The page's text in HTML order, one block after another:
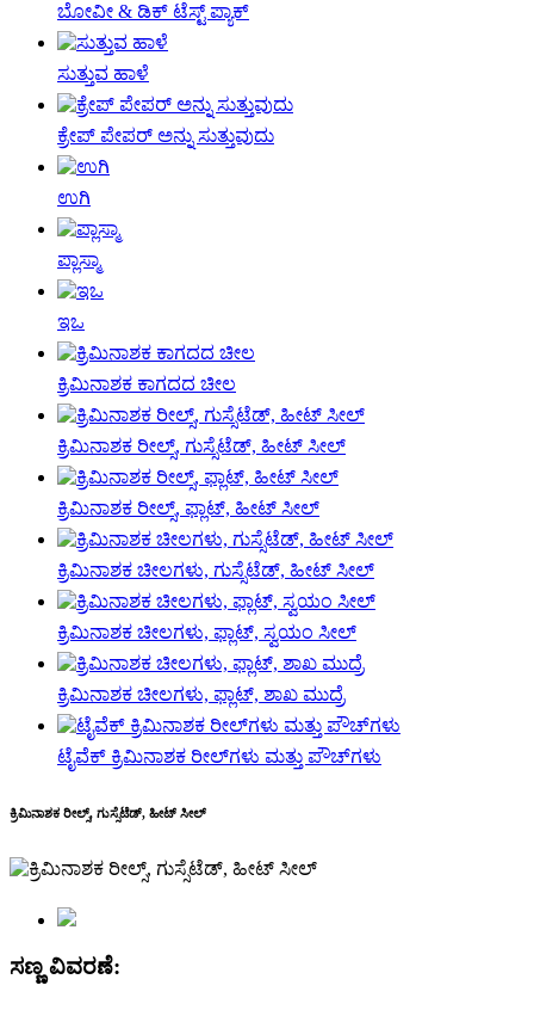
ಬೋವೀ & ಡಿಕ್ ಟೆಸ್ಟ್ ಪ್ಯಾಕ್
ಸುತ್ತುವ ಹಾಳೆ
ಕ್ರೇಪ್ ಪೇಪರ್ ಅನ್ನು ಸುತ್ತುವುದು
ಉಗಿ
ಪ್ಲಾಸ್ಮಾ
ಇಒ
ಕ್ರಿಮಿನಾಶಕ ಕಾಗದದ ಚೀಲ
ಕ್ರಿಮಿನಾಶಕ ರೀಲ್ಸ್, ಗುಸ್ಸೆಟೆಡ್, ಹೀಟ್ ಸೀಲ್
ಕ್ರಿಮಿನಾಶಕ ರೀಲ್ಸ್, ಫ್ಲಾಟ್, ಹೀಟ್ ಸೀಲ್
ಕ್ರಿಮಿನಾಶಕ ಚೀಲಗಳು, ಗುಸ್ಸೆಟೆಡ್, ಹೀಟ್ ಸೀಲ್
ಕ್ರಿಮಿನಾಶಕ ಚೀಲಗಳು, ಫ್ಲಾಟ್, ಸ್ವಯಂ ಸೀಲ್
ಕ್ರಿಮಿನಾಶಕ ಚೀಲಗಳು, ಫ್ಲಾಟ್, ಶಾಖ ಮುದ್ರೆ
ಟೈವೆಕ್ ಕ್ರಿಮಿನಾಶಕ ರೀಲ್‌ಗಳು ಮತ್ತು ಪೌಚ್‌ಗಳು
ಕ್ರಿಮಿನಾಶಕ ರೀಲ್ಸ್, ಗುಸ್ಸೆಟೆಡ್, ಹೀಟ್ ಸೀಲ್
ಸಣ್ಣ ವಿವರಣೆ: